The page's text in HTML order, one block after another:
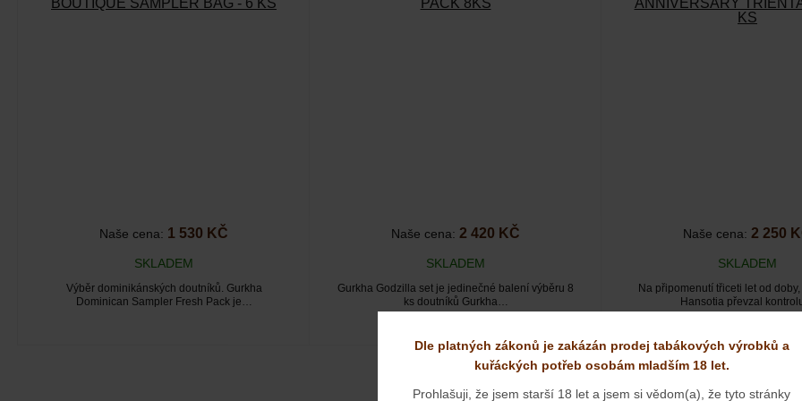
Naše cena: 1 530 KČ
SKLADEM
Výběr dominikánských doutníků. Gurkha
Dominican Sampler Fresh Pack je…
Naše cena: 2 420 KČ
SKLADEM
Gurkha Godzilla set je jedinečné balení výběru 8
ks doutníků Gurkha…
KS
Naše cena: 2 250
SKLADEM
Na připomenutí třiceti let od
Hansotia převzal
Dle platných zákonů je zakázán prodej tabákových výrobků a
kuřáckých potřeb osobám mladším 18 let.
Prohlašuji, že jsem starší 18 let a jsem si vědom(a), že tyto stránky